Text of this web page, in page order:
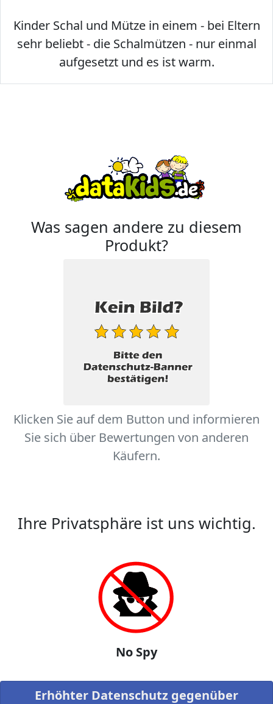
Kinder Schal und Mütze in einem - bei Eltern
sehr beliebt - die Schalmützen - nur einmal
aufgesetzt und es ist warm.
Was sagen andere zu diesem
Produkt?
Klicken Sie auf dem Button und informieren
Sie sich über Bewertungen von anderen
Käufern.
Ihre Privatsphäre ist uns wichtig.
No Spy
Erhöhter Datenschutz gegenüber